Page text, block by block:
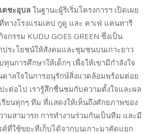
ตชะอุบล ในฐานะผู้ริเริ่มโครงการฯ เปิดเผย
ทางโรงแรมเคป กูดู และ คาเฟ่ แคนทารี
กรรม KUDU GOES GREEN ซึ่งเป็น
ประโยชน์ให้สังคมและชุมชนบนเกาะยาว
ทุนการศึกษาให้เด็กๆ เพื่อให้เขามีกำลังใจ
ดาลใจในการอนุรักษ์สิ่งแวดล้อมพร้อมต่อย
ะต่อไป เรารู้สึกชื่นชมกับความตั้งใจและผล
รียนทุกๆ ทีม ที่แสดงให้เห็นถึงศักยภาพของ
ามสามารถ การทำงานร่วมกันเป็นทีม และมี
ค์ที่ใช้ขยะที่เก็บได้จากบนเกาะมาคัดแยก